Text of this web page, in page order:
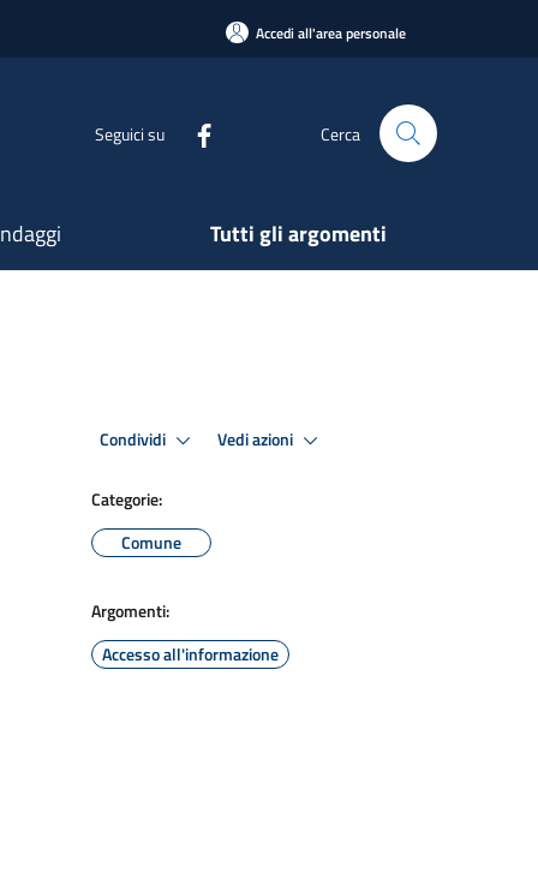
Accedi all'area personale
Seguici su Cerca
Tutti gli argomenti
Condividi Vedi azioni
Categorie:
Comune
Argomenti:
Accesso all'informazione